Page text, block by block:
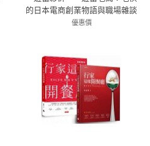
的日本電商創業物語與職場雜談
優惠價